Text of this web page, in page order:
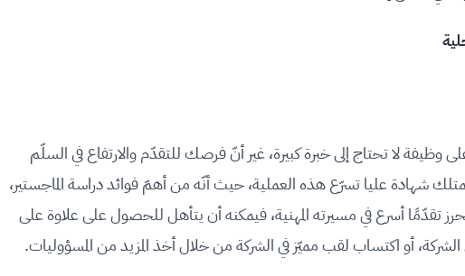
لا تحتاج إلى خبرة كبيرة، غير أنّ فرصك للتقدّم والارتفاع في السلّم
شهادة عليا تسرّع هذه العملية، حيث أنّه من أهمّ فوائد دراسة الماجستير،
تقدّمًا أسرع في مسيرته المهنية، فيمكنه أن يتأهل للحصول على علاوة على
أو اكتساب لقب مميّز في الشركة من خلال أخذ المزيد من المسؤوليات.